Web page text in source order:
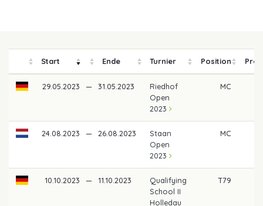
Start Ende Turnier Position
29.05.2023 — 31.05.2023
Riedhof
Open
2023
MC
24.08.2023 — 26.08.2023
Staan
Open
2023
MC
10.10.2023 — 11.10.2023
Qualifying
School II
Holledau
T79